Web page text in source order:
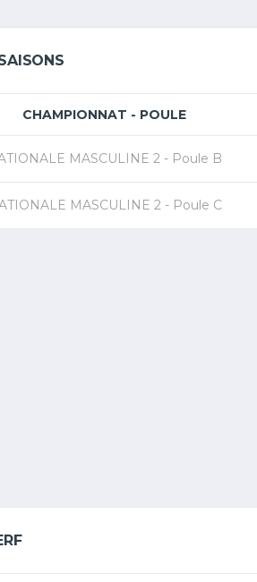
CHAMPIONNAT - POULE
MASCULINE 2 - Poule B
MASCULINE 2 - Poule C